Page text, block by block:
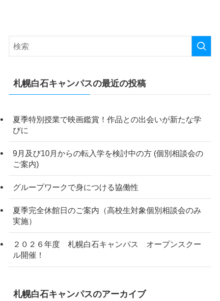
札幌白石キャンパスの最近の投稿
夏季特別授業で映画鑑賞！作品との出会いが新たな学
びに
9月及び10月からの転入学を検討中の方 (個別相談会の
ご案内)
グループワークで身につける協働性
夏季完全休館日のご案内（高校生対象個別相談会のみ
実施）
２０２６年度 札幌白石キャンパス オープンスクー
ル開催！
札幌白石キャンパスのアーカイブ